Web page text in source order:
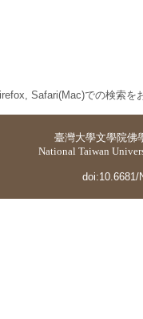
Safari(Mac)での検索を
臺灣大學文學院佛
National Taiwan
doi:10.6681/